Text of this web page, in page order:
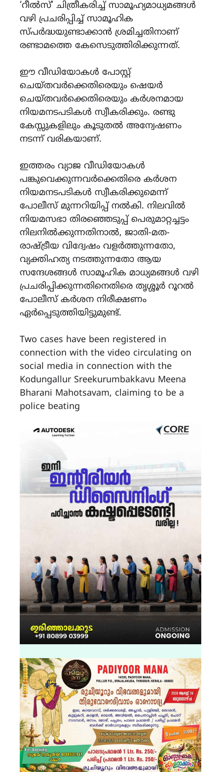
‘റീൽസ്’ ചിത്രീകരിച്ച് സാമൂഹ്യമാധ്യമങ്ങൾ
വഴി പ്രചരിപ്പിച്ച് സാമൂഹിക
സ്പർദ്ധയുണ്ടാക്കാൻ ശ്രമിച്ചതിനാണ്
രണ്ടാമത്തെ കേസെടുത്തിരിക്കുന്നത്.
ഈ വീഡിയോകൾ പോസ്റ്റ്
ചെയ്തവർക്കെതിരെയും ഷെയർ
ചെയ്തവർക്കെതിരെയും കർശനമായ
നിയമനടപടികൾ സ്വീകരിക്കും. രണ്ടു
കേസ്സുകളിലും കൂടുതൽ അന്വേഷണം
നടന്ന് വരികയാണ്.
ഇത്തരം വ്യാജ വീഡിയോകൾ
പങ്കുവെക്കുന്നവർക്കെതിരെ കർശന
നിയമനടപടികൾ സ്വീകരിക്കുമെന്ന്
പോലീസ് മുന്നറിയിപ്പ് നൽകി. നിലവിൽ
നിയമസഭാ തിരഞ്ഞെടുപ്പ് പെരുമാറ്റച്ചട്ടം
നിലനിൽക്കുന്നതിനാൽ, ജാതി-മത-
രാഷ്ട്രീയ വിദ്വേഷം വളർത്തുന്നതോ,
വ്യക്തിഹത്യ നടത്തുന്നതോ ആയ
സന്ദേശങ്ങൾ സാമൂഹിക മാധ്യമങ്ങൾ വഴി
പ്രചരിപ്പിക്കുന്നതിനെതിരെ തൃശ്ശൂർ റൂറൽ
പോലീസ് കർശന നിരീക്ഷണം
ഏർപ്പെടുത്തിയിട്ടുമുണ്ട്.
Two cases have been registered in
connection with the video circulating on
social media in connection with the
Kodungallur Sreekurumbakkavu Meena
Bharani Mahotsavam, claiming to be a
police beating